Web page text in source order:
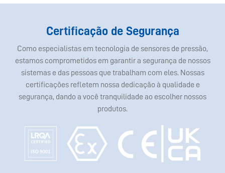
Certificação de Segurança
Como especialistas em tecnologia de sensores de pressão,
estamos comprometidos em garantir a segurança de nossos
sistemas e das pessoas que trabalham com eles. Nossas
certificações refletem nossa dedicação à qualidade e
segurança, dando a você tranquilidade ao escolher nossos
produtos.